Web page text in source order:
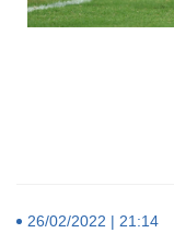
26/02/2022 | 21:14